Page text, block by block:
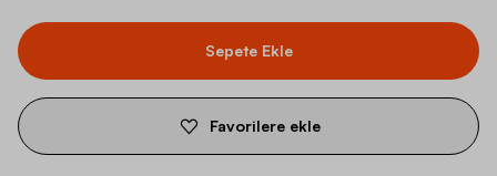
Sepete Ekle
Favorilere ekle